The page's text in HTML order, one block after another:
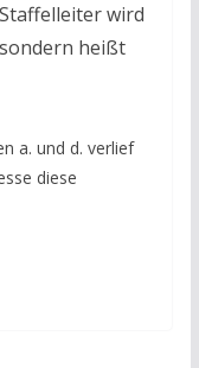
wird
heißt
a. und d. verlief
diese